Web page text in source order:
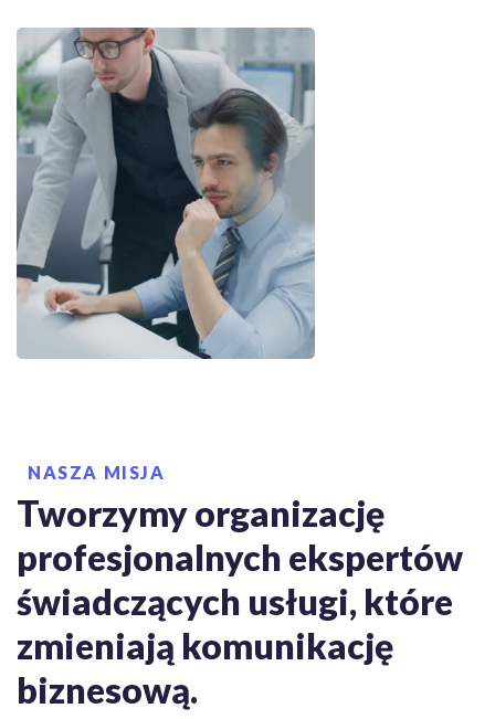
NASZA MISJA
Tworzymy organizację
profesjonalnych ekspertów
świadczących usługi, które
zmieniają komunikację
biznesową.